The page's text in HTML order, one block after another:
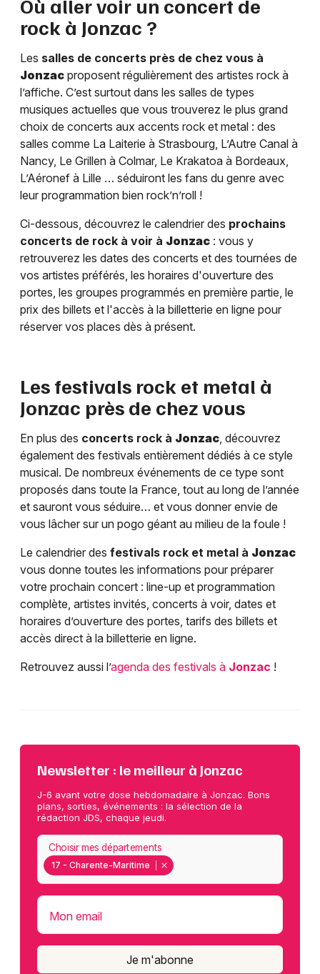
Où aller voir un concert de
rock à Jonzac ?
Les salles de concerts près de chez vous à
Jonzac proposent régulièrement des artistes rock à
l’affiche. C’est surtout dans les salles de types
musiques actuelles que vous trouverez le plus grand
choix de concerts aux accents rock et metal : des
salles comme La Laiterie à Strasbourg, L’Autre Canal à
Nancy, Le Grillen à Colmar, Le Krakatoa à Bordeaux,
L’Aéronef à Lille … séduiront les fans du genre avec
leur programmation bien rock’n’roll !
Ci-dessous, découvrez le calendrier des prochains
concerts de rock à voir à Jonzac : vous y
retrouverez les dates des concerts et des tournées de
vos artistes préférés, les horaires d'ouverture des
portes, les groupes programmés en première partie, le
prix des billets et l'accès à la billetterie en ligne pour
réserver vos places dès à présent.
Les festivals rock et metal à
Jonzac près de chez vous
En plus des concerts rock à Jonzac, découvrez
également des festivals entièrement dédiés à ce style
musical. De nombreux événements de ce type sont
proposés dans toute la France, tout au long de l’année
et sauront vous séduire… et vous donner envie de
vous lâcher sur un pogo géant au milieu de la foule !
Le calendrier des festivals rock et metal à Jonzac
vous donne toutes les informations pour préparer
votre prochain concert : line-up et programmation
complète, artistes invités, concerts à voir, dates et
horaires d’ouverture des portes, tarifs des billets et
accès direct à la billetterie en ligne.
Retrouvez aussi l’agenda des festivals à Jonzac !
Newsletter : le meilleur à Jonzac
J-6 avant votre dose hebdomadaire à Jonzac. Bons
plans, sorties, événements : la sélection de la
rédaction JDS, chaque jeudi.
17 - Charente-Maritime
Choisir mes départements
Mon email
Je m'abonne